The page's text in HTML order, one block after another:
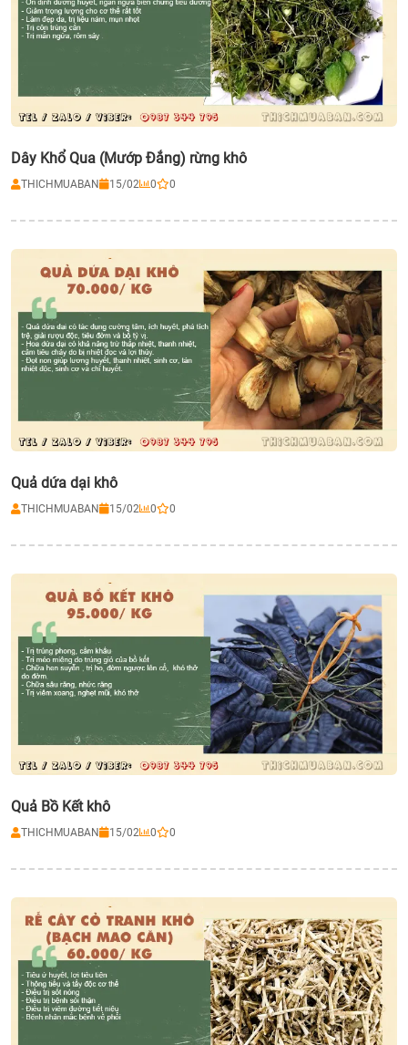
Dây Khổ Qua (Mướp Đắng) rừng khô
THICHMUABAN 15/02 0 0
Quả dứa dại khô
THICHMUABAN 15/02 0 0
Quả Bồ Kết khô
THICHMUABAN 15/02 0 0